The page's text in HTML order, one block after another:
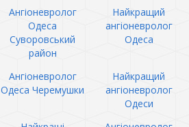
Ангіоневролог
Одеса
Суворовський
район
Найкращий
ангіоневролог
Одеса
Ангіоневролог
Одеса Черемушки
Найкращий
ангіоневролог
Одеси